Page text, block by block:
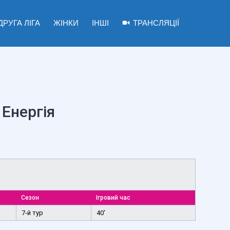
ЛІГА ЖІНКИ ІНШІ ТРАНСЛЯЦІЇ
Енергія
Сезон Ігровий час
7-й тур 40'